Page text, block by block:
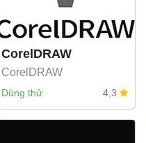
CorelDRAW
CorelDRAW
Dùng thử 4,3